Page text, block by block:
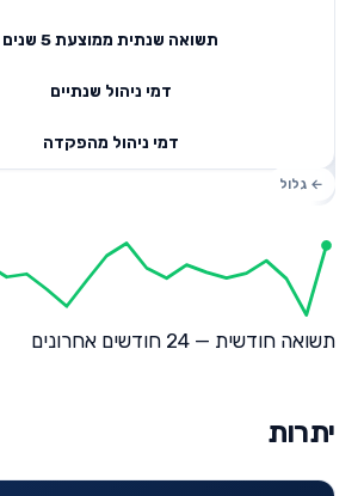
תשואה שנתית ממוצעת 5 שנים
דמי ניהול שנתיים
דמי ניהול מהפקדה
תשואה חודשית — 24 חודשים אחרונים
יתרות